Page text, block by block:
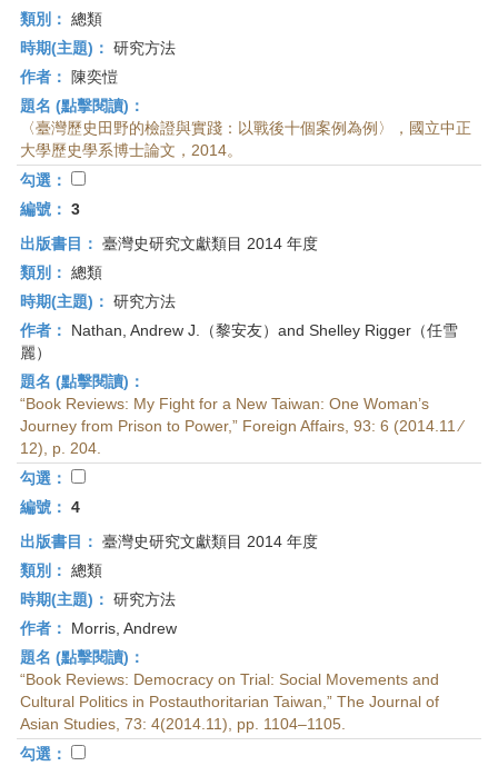
類別： 總類
時期(主題)： 研究方法
作者：
陳奕愷
題名 (點擊閱讀)：
〈臺灣歷史田野的檢證與實踐：以戰後十個案例為例〉，國立中正
大學歷史學系博士論文，2014。
勾選：
編號： 3
出版書目： 臺灣史研究文獻類目 2014 年度
類別： 總類
時期(主題)： 研究方法
作者：
Nathan, Andrew J.（黎安友）and Shelley Rigger（任雪
麗）
題名 (點擊閱讀)：
“Book Reviews: My Fight for a New Taiwan: One Woman’s
Journey from Prison to Power,” Foreign Affairs, 93: 6 (2014.11 ⁄
12), p. 204.
勾選：
編號： 4
出版書目： 臺灣史研究文獻類目 2014 年度
類別： 總類
時期(主題)： 研究方法
作者：
Morris, Andrew
題名 (點擊閱讀)：
“Book Reviews: Democracy on Trial: Social Movements and
Cultural Politics in Postauthoritarian Taiwan,” The Journal of
Asian Studies, 73: 4(2014.11), pp. 1104–1105.
勾選：